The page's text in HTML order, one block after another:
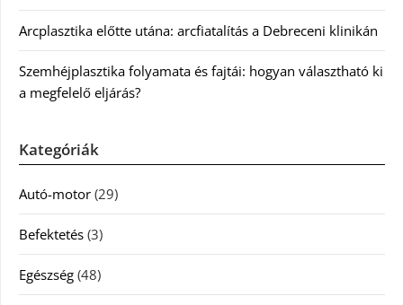
Arcplasztika előtte utána: arcfiatalítás a Debreceni klinikán
Szemhéjplasztika folyamata és fajtái: hogyan választható ki
a megfelelő eljárás?
Kategóriák
Autó-motor (29)
Befektetés (3)
Egészség (48)